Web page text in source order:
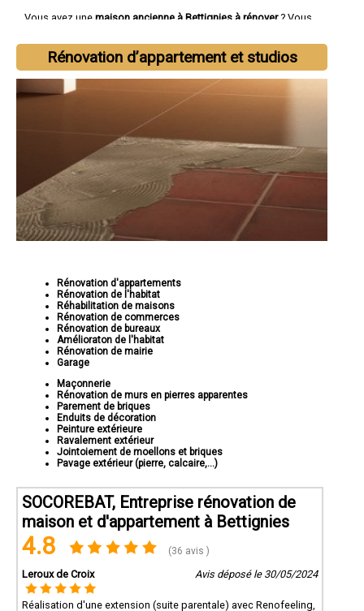
Vous avez une maison ancienne à Bettignies à rénover? Vous
d'état ?
Faites confiance à la société SOCOREBAT.
Rénovation d’appartement et studios
Rénovation d'appartements
Rénovation de l'habitat
Réhabilitation de maisons
Rénovation de commerces
Rénovation de bureaux
Amélioraton de l'habitat
Rénovation de mairie
Garage
Maçonnerie
Rénovation de murs en pierres apparentes
Parement de briques
Enduits de décoration
Peinture extérieure
Ravalement extérieur
Jointoiement de moellons et briques
Pavage extérieur (pierre, calcaire,...)
SOCOREBAT, Entreprise rénovation de
maison et d'appartement à Bettignies
4.8 (36 avis )
Leroux de Croix Avis déposé le 30/05/2024
Réalisation d'une extension (suite parentale) avec Renofeeling,